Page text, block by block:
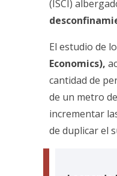
(ISCI)
El estudio de
Economics),
cantidad de
de un metro
incrementar
de duplicar el